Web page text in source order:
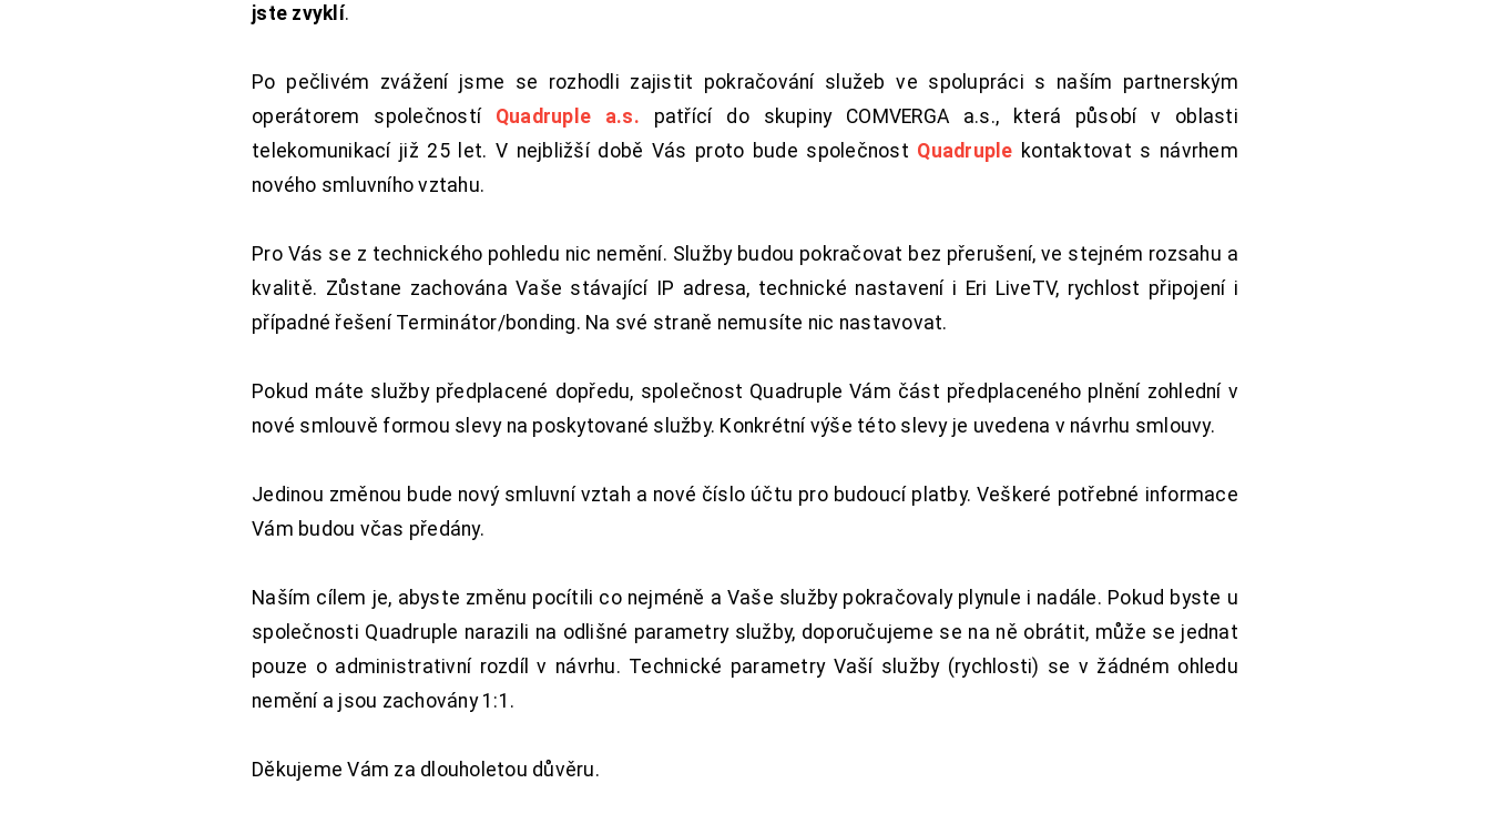
jste zvyklí.
Po pečlivém zvážení jsme se rozhodli zajistit pokračování služeb ve spolupráci s naším partnerským
operátorem společností Quadruple a.s. patřící do skupiny COMVERGA a.s., která působí v oblasti
telekomunikací již 25 let. V nejbližší době Vás proto bude společnost Quadruple kontaktovat s návrhem
nového smluvního vztahu.
Pro Vás se z technického pohledu nic nemění. Služby budou pokračovat bez přerušení, ve stejném rozsahu a
kvalitě. Zůstane zachována Vaše stávající IP adresa, technické nastavení i Eri LiveTV, rychlost připojení i
případné řešení Terminátor/bonding. Na své straně nemusíte nic nastavovat.
Pokud máte služby předplacené dopředu, společnost Quadruple Vám část předplaceného plnění zohlední v
nové smlouvě formou slevy na poskytované služby. Konkrétní výše této slevy je uvedena v návrhu smlouvy.
Jedinou změnou bude nový smluvní vztah a nové číslo účtu pro budoucí platby. Veškeré potřebné informace
Vám budou včas předány.
Naším cílem je, abyste změnu pocítili co nejméně a Vaše služby pokračovaly plynule i nadále. Pokud byste u
společnosti Quadruple narazili na odlišné parametry služby, doporučujeme se na ně obrátit, může se jednat
pouze o administrativní rozdíl v návrhu. Technické parametry Vaší služby (rychlosti) se v žádném ohledu
nemění a jsou zachovány 1:1.
Děkujeme Vám za dlouholetou důvěru.